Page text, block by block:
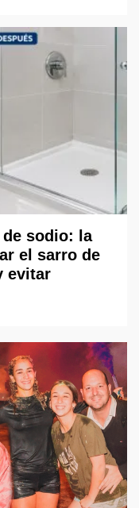
sodio: la
el sarro de
evitar